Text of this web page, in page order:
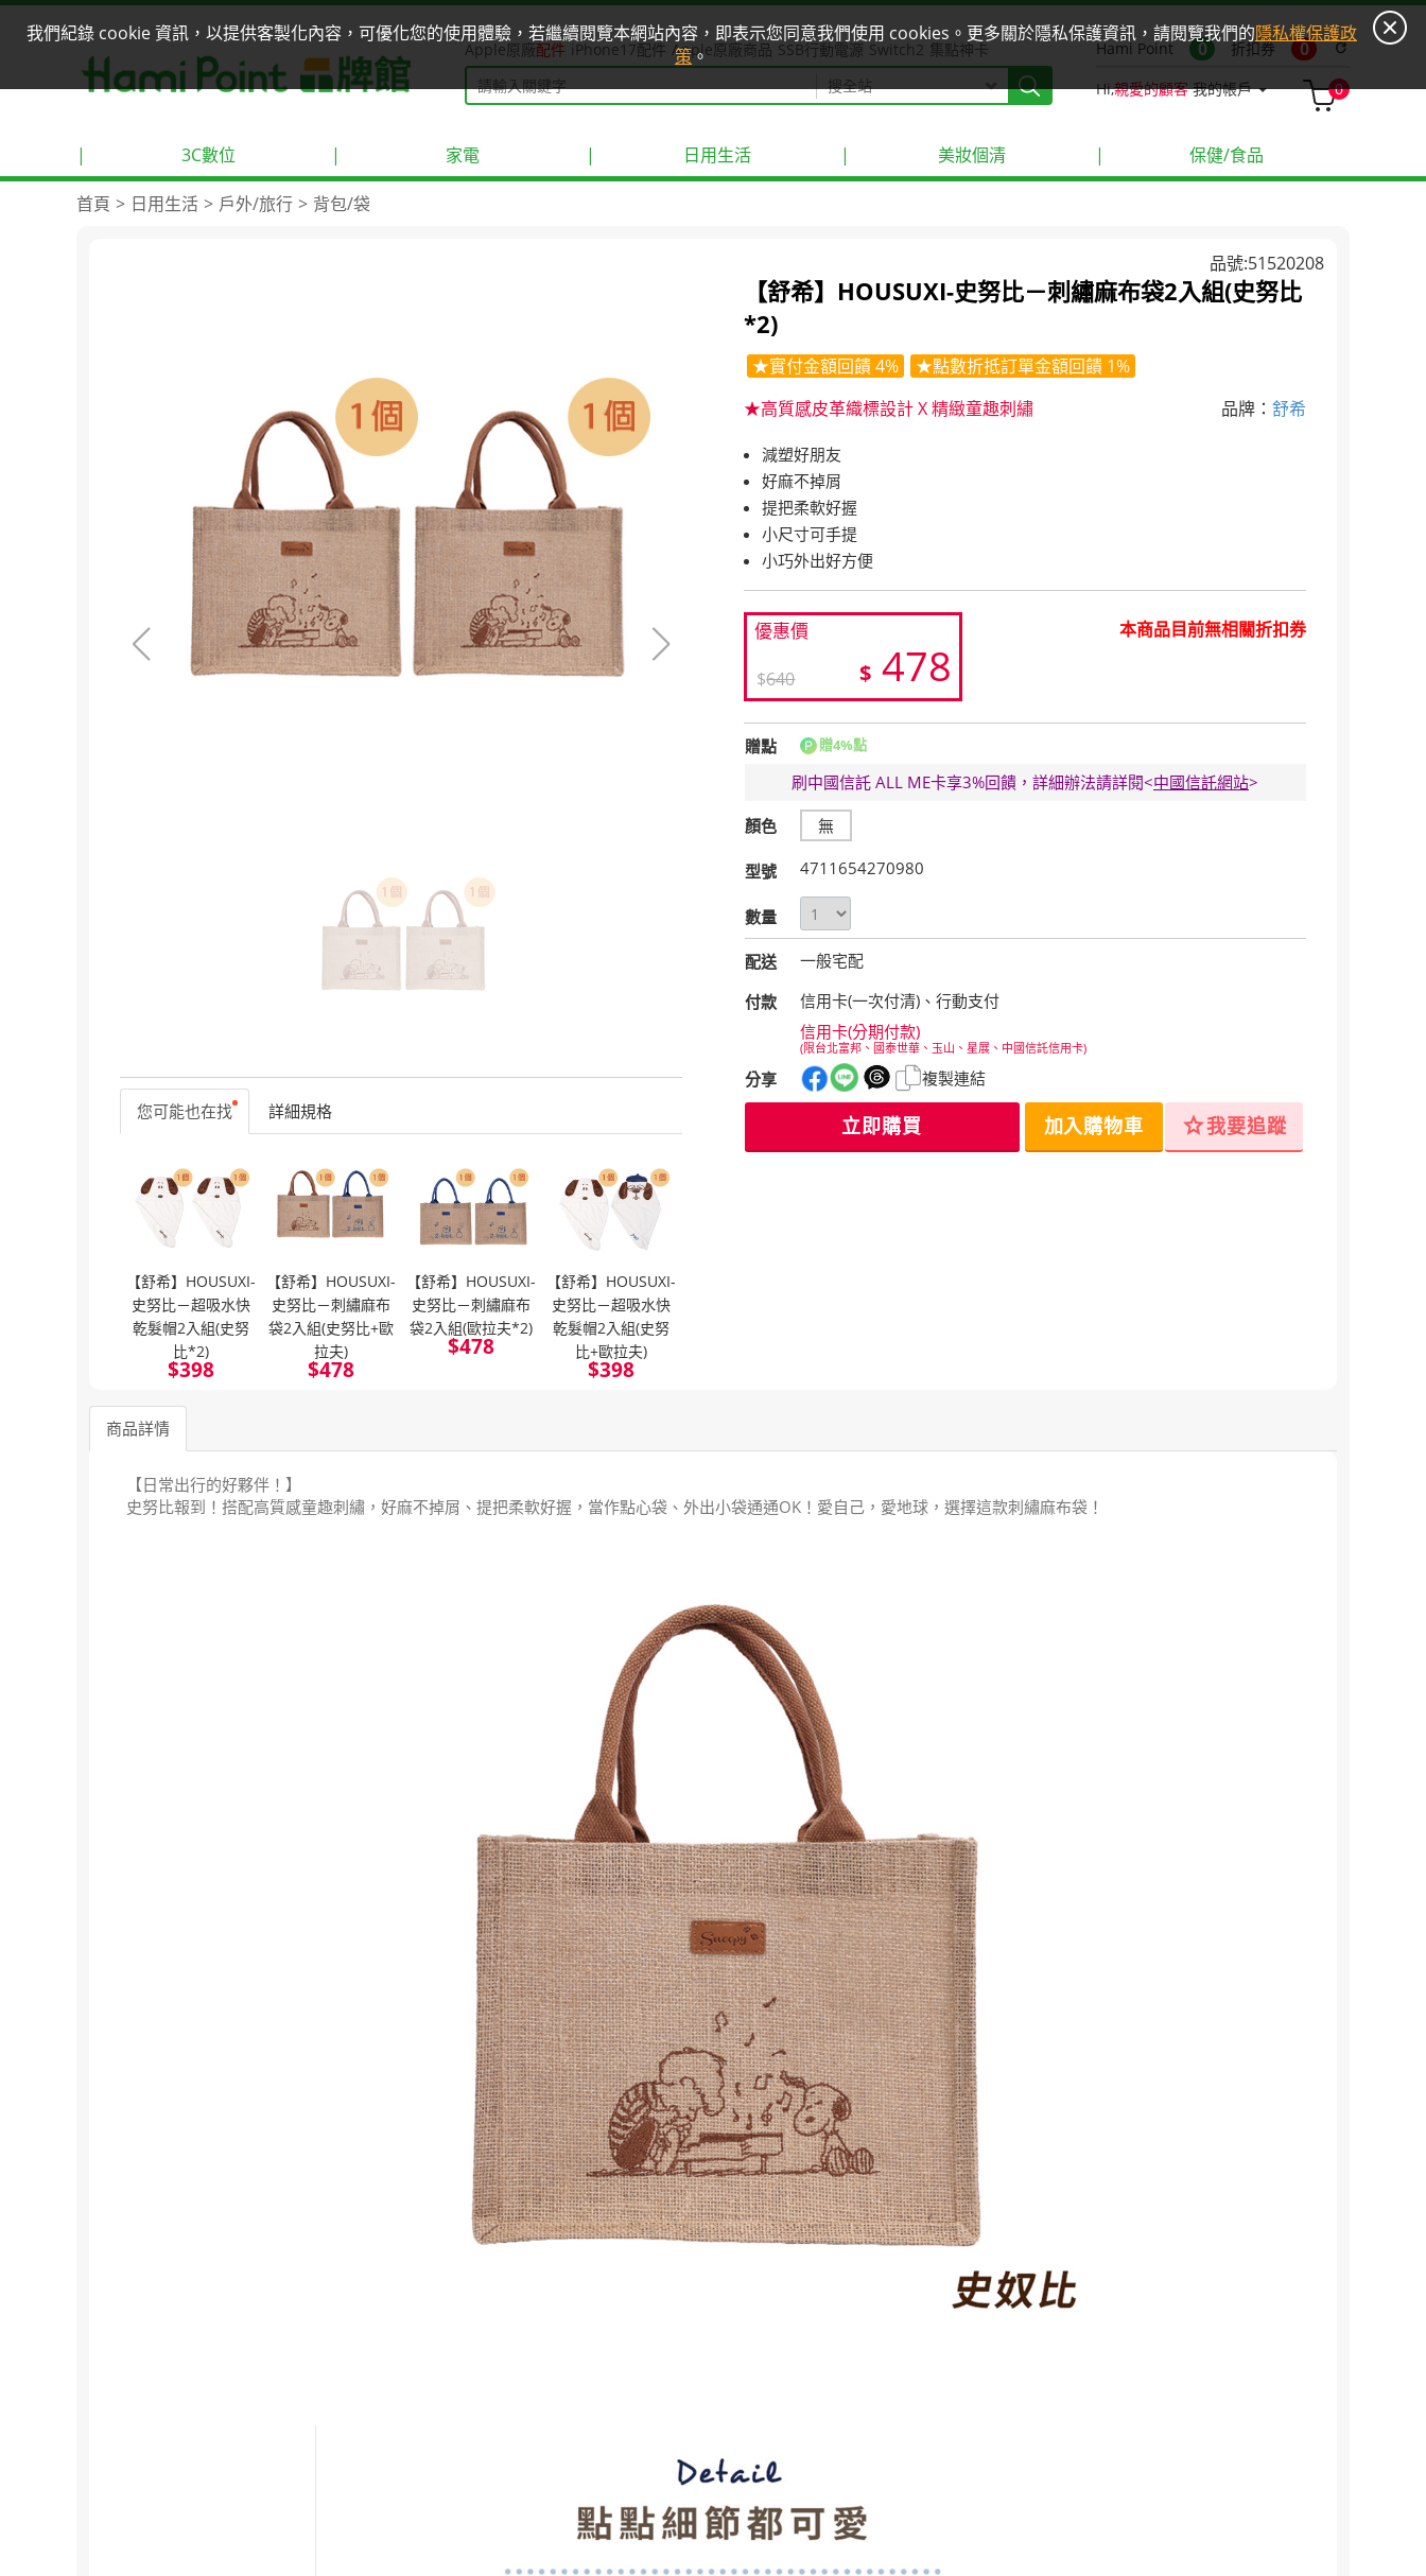
我們紀錄 cookie 資訊，以提供客製化內容，可優化您的使用體驗，若繼續閱覽本網站內容，即表示您同意我們使用 cookies。更多關於隱私保護資訊，請閱覽我們的隱私權保護政
策。
Apple原廠配件 iPhone17配件 Apple原廠商品 SSB行動電源 Switch2 集點神卡 Hami Point 0 折扣券 0 refresh
Hi,親愛的顧客 我的帳戶 0
| 3C數位 | 家電 | 日用生活 | 美妝個清 | 保健/食品
首頁 日用生活 戶外/旅行 背包/袋
品號:51520208
您可能也在找 詳細規格
【舒希】HOUSUXI-
史努比－超吸水快
乾髮帽2入組(史努
比*2)
$398
【舒希】HOUSUXI-
史努比－刺繡麻布
袋2入組(史努比+歐
拉夫)
$478
【舒希】HOUSUXI-
史努比－刺繡麻布
袋2入組(歐拉夫*2)
$478
【舒希】HOUSUXI-
史努比－超吸水快
乾髮帽2入組(史努
比+歐拉夫)
$398
【舒希】HOUSUXI-史努比－刺繡麻布袋2入組(史努比
*2)
★實付金額回饋 4%
★點數折抵訂單金額回饋 1%
★高質感皮革織標設計 X 精緻童趣刺繡
品牌： 舒希
減塑好朋友
好麻不掉屑
提把柔軟好握
小尺寸可手提
小巧外出好方便
優惠價
$478
$640
本商品目前無相關折扣券
贈點 贈4%點
刷中國信託 ALL ME卡享3%回饋，詳細辦法請詳閱<中國信託網站>
顏色 無
型號 4711654270980
數量
配送
一般宅配
付款
信用卡(一次付清)、行動支付
信用卡(分期付款)
(限台北富邦、國泰世華、玉山、星展、中國信託信用卡)
分享 複製連結
立即購買 加入購物車 star我要追蹤
商品詳情
【日常出行的好夥伴！】
史努比報到！搭配高質感童趣刺繡，好麻不掉屑、提把柔軟好握，當作點心袋、外出小袋通通OK！愛自己，愛地球，選擇這款刺繡麻布袋！